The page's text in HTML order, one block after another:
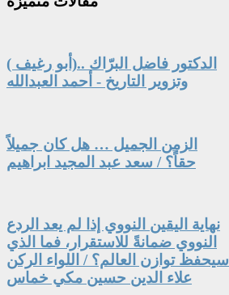
الدكتور فاضل البرّاك ..(أبو رغيف )
وتزوير التاريخ - أحمد العبدالله
الزمن الجميل … هل كان جميلاً
حقاً؟ / سعد عبد المجيد ابراهيم
نهاية اليقين النووي إذا لم يعد الردع
النووي ضمانةً للاستقرار، فما الذي
سيحفظ توازن العالم؟ / اللواء الركن
علاء الدين حسين مكي خماس